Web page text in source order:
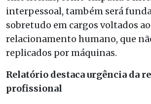
interpessoal, também será
sobretudo em cargos voltados ao
relacionamento humano, que
replicados por máquinas.
Relatório destaca urgência da
profissional